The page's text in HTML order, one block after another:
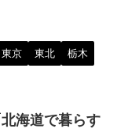
東京 東北 栃木
海道で暮らす